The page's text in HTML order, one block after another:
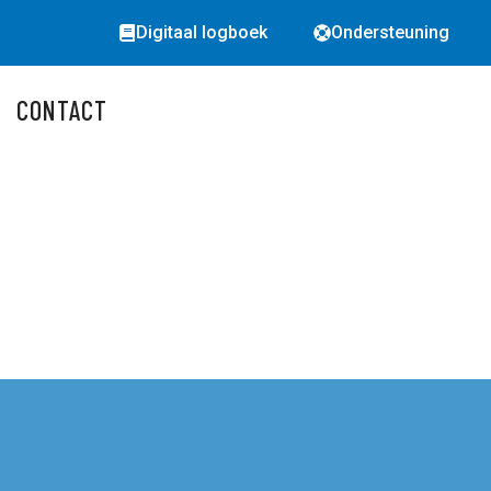
Digitaal logboek Ondersteuning
CONTACT